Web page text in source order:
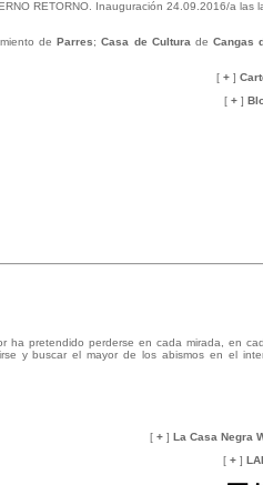
RETORNO. Inauguración 24.09.2016/a las
deParres;Casa de Cultura de Cangas
[ + ]
[ + ]
ha pretendido perderse en cada mirada, en
y buscar el mayor de los abismos en el
[ + ] La Casa Negra
[ + ]